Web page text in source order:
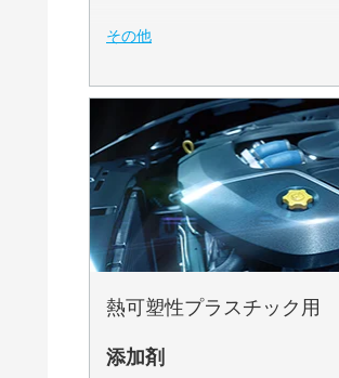
その他
熱可塑性プラスチック用
添加剤